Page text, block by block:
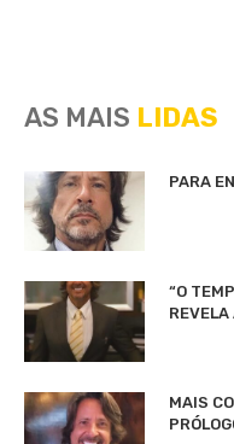
AS MAIS LIDAS
PARA
“O
REVELA
MAIS